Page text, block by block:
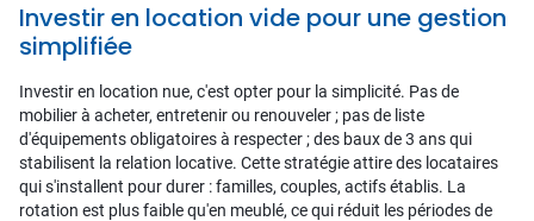
Investir en location vide pour une gestion
simplifiée
Investir en location nue, c'est opter pour la simplicité. Pas de
mobilier à acheter, entretenir ou renouveler ; pas de liste
d'équipements obligatoires à respecter ; des baux de 3 ans qui
stabilisent la relation locative. Cette stratégie attire des locataires
qui s'installent pour durer : familles, couples, actifs établis. La
rotation est plus faible qu'en meublé, ce qui réduit les périodes de